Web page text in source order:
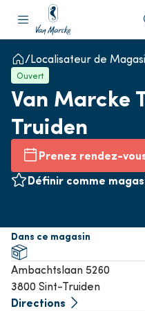
Localisateur de
Ouvert
Van Marcke
Truiden
Prenez rendez-
Définir comme
Dans ce magasin
Ambachtslaan 5260
3800 Sint-Truiden
Directions